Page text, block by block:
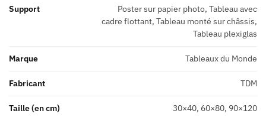
Support
Poster sur papier photo, Tableau avec
cadre flottant, Tableau monté sur châssis,
Tableau plexiglas
Marque Tableaux du Monde
Fabricant TDM
Taille (en cm) 30×40, 60×80, 90×120